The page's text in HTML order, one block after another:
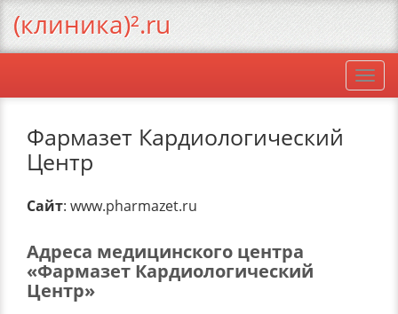
Фармазет Кардиологический
Центр
Сайт: www.pharmazet.ru
Адреса медицинского центра
«Фармазет Кардиологический
Центр»
(клиника)².ru